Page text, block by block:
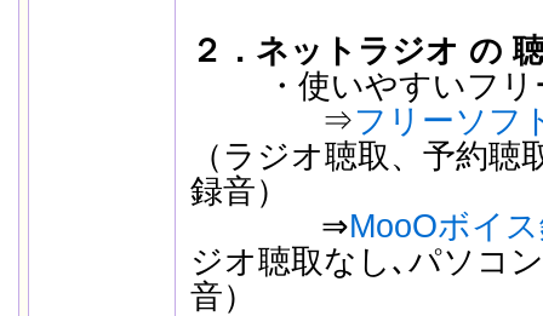
２．ネットラジオ の
・使いやすいフリ
⇒フリーソフ
（ラジオ聴取、予約
録音）
⇒MooOボイ
ジオ聴取なし､パソコ
音）